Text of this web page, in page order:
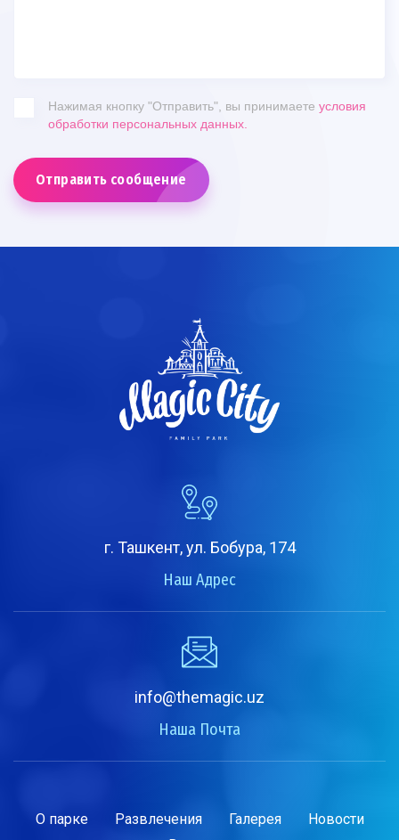
Нажимая кнопку "Отправить", вы принимаете условия
обработки персональных данных.
Отправить сообщение
г. Ташкент, ул. Бобура, 174
Наш Адрес
info@themagic.uz
Наша Почта
О парке Развлечения Галерея
Новости